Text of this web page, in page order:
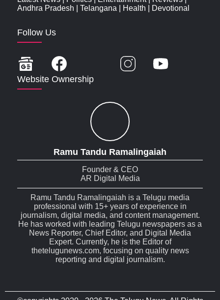
Andhra Pradesh
Telangana Health Devotional
Follow Us
Website Ownership
Ramu Tandu Ramalingaiah
Founder & CEO
AR Digital Media
Ramu Tandu Ramalingaiah is a Telugu media
professional with 15+ years of experience in
journalism, digital media, and content management.
He has worked with leading Telugu newspapers as a
News Reporter, Chief Editor, and Digital Media
Expert. Currently, he is the Editor of
thetelugunews.com, focusing on quality news
reporting and digital journalism.